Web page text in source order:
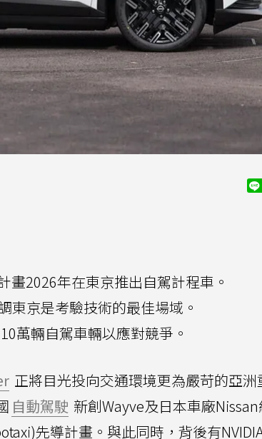
畫2026年在東京推出自駕計程車。
東京是考驗技術的最佳場域。
萬輛自駕車輛以應對競爭。
正將目光投向交通環境更為嚴苛的亞洲
自動駕駛 新創Wayve及日本車廠
先導計畫。與此同時，背後有